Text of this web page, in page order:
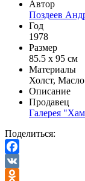
Автор
Поздеев
Год
1978
Размер
85.5 х 95 см
Материалы
Холст, Масло
Описание
Продавец
Галерея
Поделиться:
Facebook
VK